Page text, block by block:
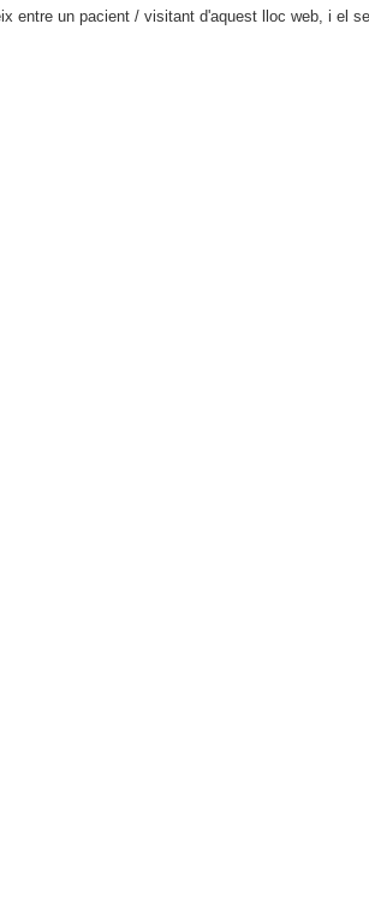
entre un pacient / visitant d'aquest lloc web, i el